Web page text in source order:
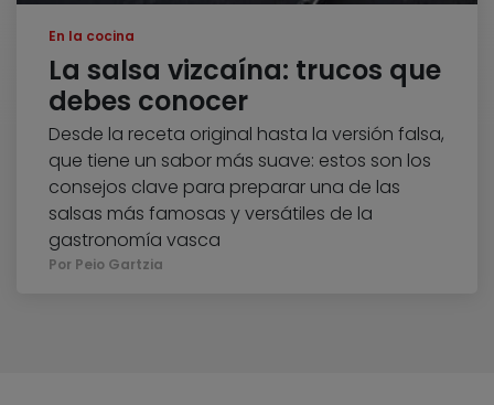
En la cocina
La salsa vizcaína: trucos que
debes conocer
Desde la receta original hasta la versión falsa,
que tiene un sabor más suave: estos son los
consejos clave para preparar una de las
salsas más famosas y versátiles de la
gastronomía vasca
Por Peio Gartzia